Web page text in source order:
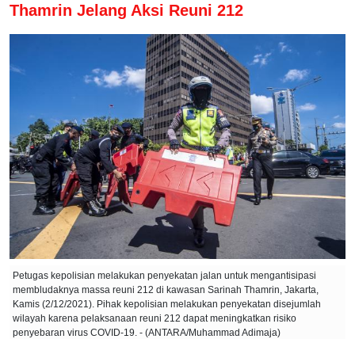
Thamrin Jelang Aksi Reuni 212
Petugas kepolisian melakukan penyekatan jalan untuk mengantisipasi
membludaknya massa reuni 212 di kawasan Sarinah Thamrin, Jakarta,
Kamis (2/12/2021). Pihak kepolisian melakukan penyekatan disejumlah
wilayah karena pelaksanaan reuni 212 dapat meningkatkan risiko
penyebaran virus COVID-19. - (ANTARA/Muhammad Adimaja)